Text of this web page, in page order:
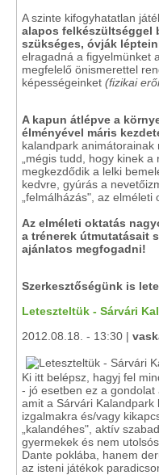
A szinte kifogyhatatlan
alapos felkészültséggel
szükséges, óvják
elragadná a figyelmünket
megfelelő önismerettel
képességeinket (fizikai
A kapun átlépve a
élményével máris
kalandpark
„mégis tudd, hogy kinek
megkezdődik a lelki
kedvre, gyúrás a
„felmálházás", az
Az elméleti oktatás
a trénerek útmutatásait
ajánlatos megfogadni!
Szerkesztőségünk is
Leteszteltük - Sárvári
2012.08.18. - 13:30 |
Ki itt belépsz, hagyj fel
- jó esetben ez a gondolat
amit a Sárvári
izgalmakra és/vagy
„kalandéhes", aktív
gyermekek és nem
Dante poklába, hanem
az isteni játékok